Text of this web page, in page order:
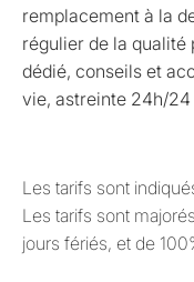
remplacement à la
régulier de la
dédié, conseils et
vie, astreinte 24h/24
Les tarifs sont
Les tarifs sont
jours fériés, et de